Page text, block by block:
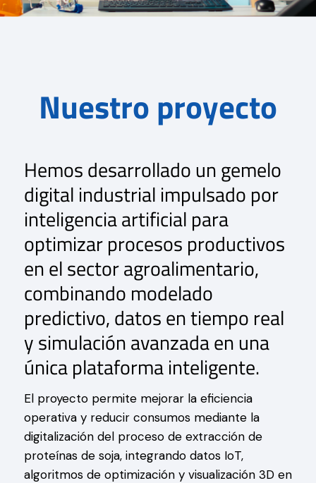
Nuestro proyecto
Hemos desarrollado un gemelo
digital industrial impulsado por
inteligencia artificial para
optimizar procesos productivos
en el sector agroalimentario,
combinando modelado
predictivo, datos en tiempo real
y simulación avanzada en una
única plataforma inteligente.
El proyecto permite mejorar la eficiencia
operativa y reducir consumos mediante la
digitalización del proceso de extracción de
proteínas de soja, integrando datos IoT,
algoritmos de optimización y visualización 3D en